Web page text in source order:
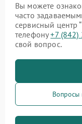
Вы можете
часто
сервисный центр
телефону+7
свой вопрос.
Вопросы